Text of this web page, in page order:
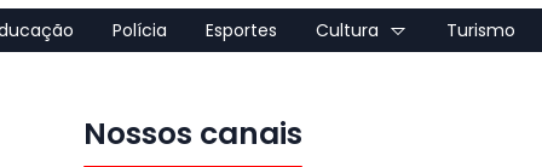
Polícia Esportes Cultura Turismo
Nossos canais